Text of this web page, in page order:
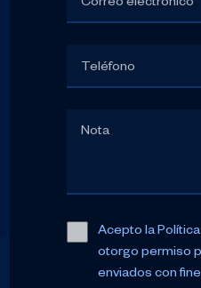
Acepto la
otorgo permiso
enviados con